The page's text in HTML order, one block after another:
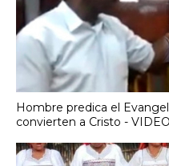
Hombre predica el
convierten a Cristo - VIDEO